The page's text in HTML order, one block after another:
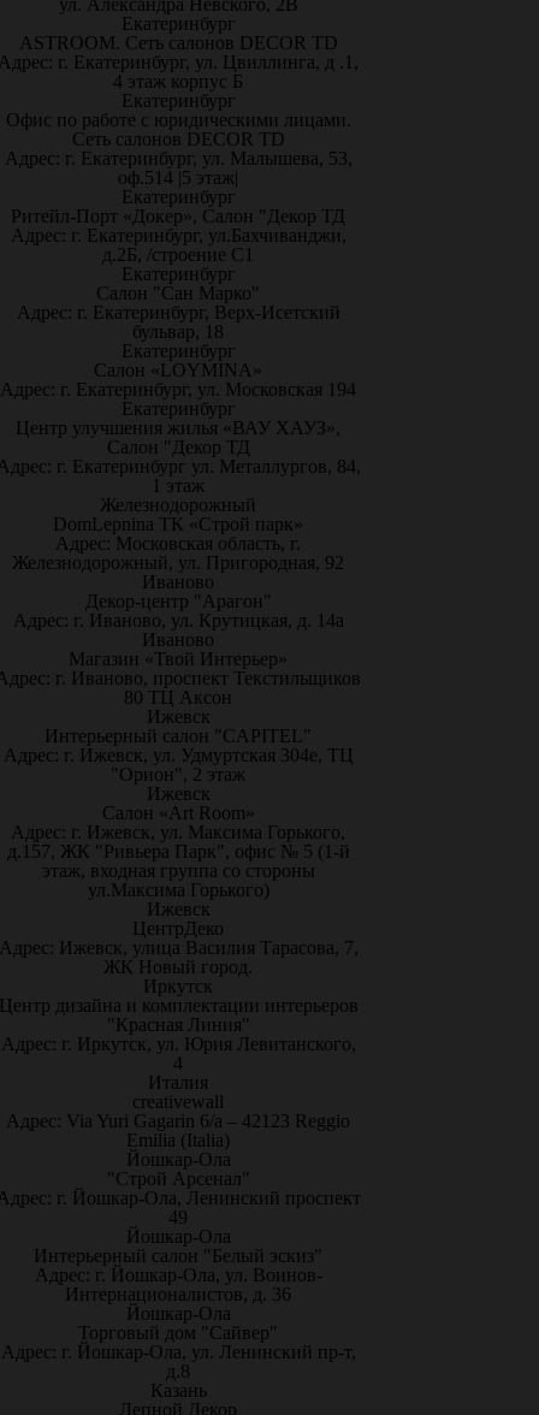
ул. Александра Невского, 2В
Екатеринбург
ASTROOM. Сеть салонов DECOR TD
г. Екатеринбург, ул. Цвиллинга, д .1,
4 этаж корпус Б
Екатеринбург
Офис по работе с юридическими лицами.
Сеть салонов DECOR TD
Адрес: г. Екатеринбург, ул. Малышева, 53,
оф.514 |5 этаж|
Екатеринбург
Ритейл-Порт «Докер», Салон "Декор ТД
Адрес: г. Екатеринбург, ул.Бахчиванджи,
д.2Б, /строение С1
Екатеринбург
Салон "Сан Марко"
Адрес: г. Екатеринбург, Верх-Исетский
бульвар, 18
Екатеринбург
Салон «LOYMINA»
Адрес: г. Екатеринбург, ул. Московская 194
Екатеринбург
Центр улучшения жилья «ВАУ ХАУЗ»,
Салон "Декор ТД
г. Екатеринбург ул. Металлургов, 84,
1 этаж
Железнодорожный
DomLepnina ТК «Строй парк»
Адрес: Московская область, г.
Железнодорожный, ул. Пригородная, 92
Иваново
Декор-центр "Арагон"
Адрес: г. Иваново, ул. Крутицкая, д. 14а
Иваново
Магазин «Твой Интерьер»
г. Иваново, проспект Текстильщиков
80 ТЦ Аксон
Ижевск
Интерьерный салон "CAPITEL"
Адрес: г. Ижевск, ул. Удмуртская 304е, ТЦ
"Орион", 2 этаж
Ижевск
Салон «Art Room»
Адрес: г. Ижевск, ул. Максима Горького,
д.157, ЖК "Ривьера Парк", офис № 5 (1-й
этаж, входная группа со стороны
ул.Максима Горького)
Ижевск
ЦентрДеко
Ижевск, улица Василия Тарасова, 7,
ЖК Новый город.
Иркутск
дизайна и комплектации интерьеров
"Красная Линия"
Адрес: г. Иркутск, ул. Юрия Левитанского,
4
Италия
creativewall
Адрес: Via Yuri Gagarin 6/a – 42123 Reggio
Emilia (Italia)
Йошкар-Ола
"Строй Арсенал"
г. Йошкар-Ола, Ленинский проспект
49
Йошкар-Ола
Интерьерный салон "Белый эскиз"
Адрес: г. Йошкар-Ола, ул. Воинов-
Интернационалистов, д. 36
Йошкар-Ола
Торговый дом "Сайвер"
Адрес: г. Йошкар-Ола, ул. Ленинский пр-т,
д.8
Казань
Лепной Декор